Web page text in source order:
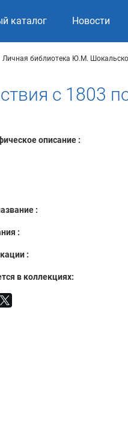
каталог Новости
Личная библиотека Ю.М.
с 1803
описание :
:
:
:
в коллекциях: